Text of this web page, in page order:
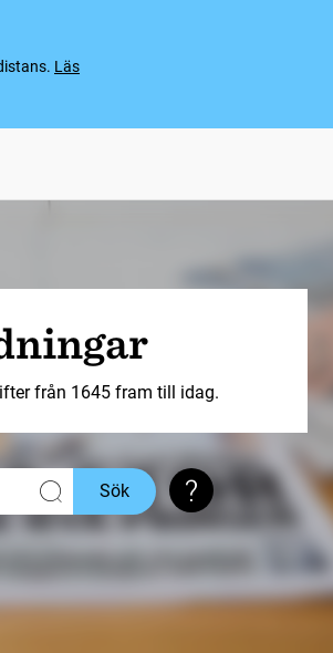
Läs
från 1645 fram till idag.
Sök Söktips